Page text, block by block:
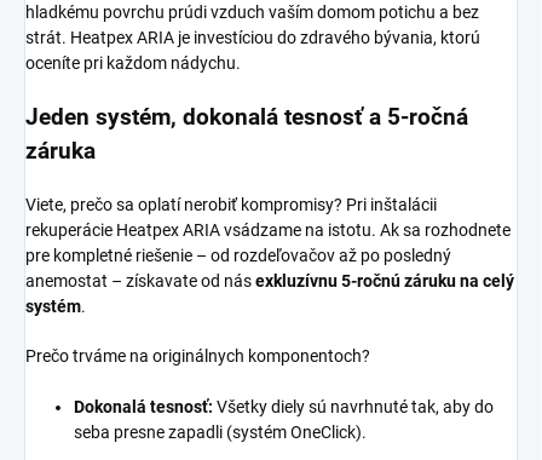
hladkému povrchu prúdi vzduch vaším domom potichu a bez
strát. Heatpex ARIA je investíciou do zdravého bývania, ktorú
oceníte pri každom nádychu.
Jeden systém, dokonalá tesnosť a 5-ročná
záruka
Viete, prečo sa oplatí nerobiť kompromisy? Pri inštalácii
rekuperácie Heatpex ARIA vsádzame na istotu. Ak sa rozhodnete
pre kompletné riešenie – od rozdeľovačov až po posledný
anemostat – získavate od násexkluzívnu 5-ročnú záruku na celý
systém.
Prečo trváme na originálnych komponentoch?
Dokonalá tesnosť: Všetky diely sú navrhnuté tak, aby do
seba presne zapadli (systém OneClick).